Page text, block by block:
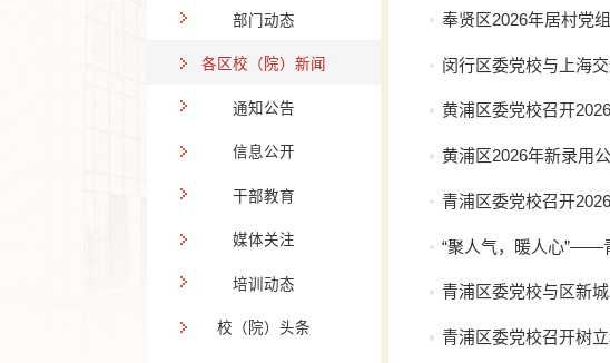
部门动态
各区校（院）新闻
通知公告
信息公开
干部教育
媒体关注
培训动态
校（院）头条
奉贤区2026年居村党
闵行区委党校与上海
黄浦区委党校召开
黄浦区2026年新录用
青浦区委党校召开
“聚人气，暖人心”——
青浦区委党校与区新
青浦区委党校召开树